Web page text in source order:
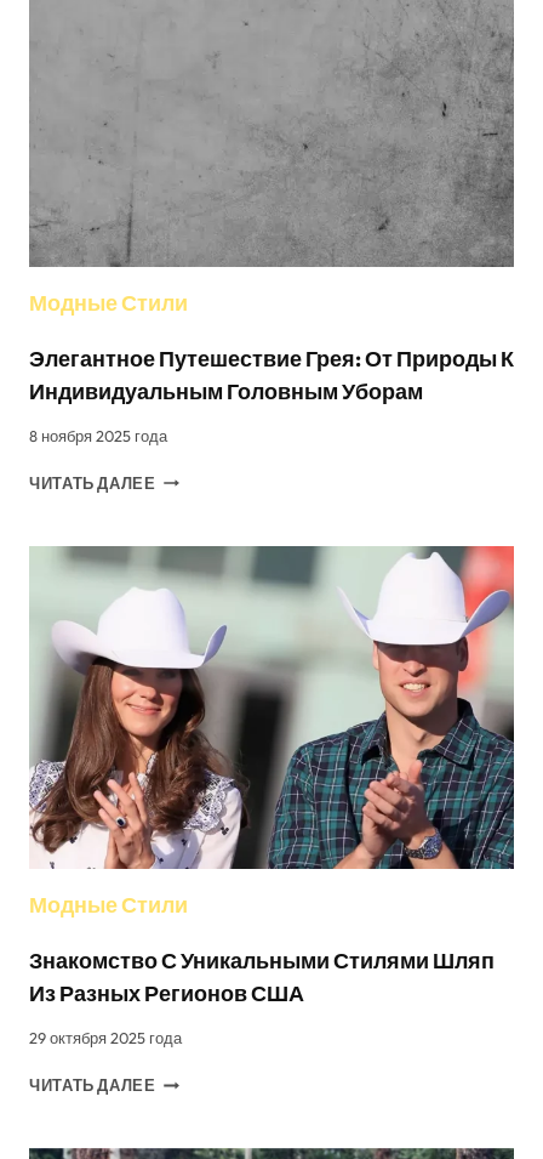
ВОЗВРАЩАЕТСЯ
Модные Стили
Элегантное Путешествие Грея: От Природы К
Индивидуальным Головным Уборам
8 ноября 2025 года
ЧИТАТЬ ДАЛЕЕ ЭЛЕГАНТНОЕ
ОТ
ПРИРОДЫ
ИНДИВИДУАЛЬНЫМ
ГОЛОВНЫМ
УБОРАМ
Модные Стили
Знакомство С Уникальными Стилями Шляп
Из Разных Регионов США
29 октября 2025 года
ЧИТАТЬ ДАЛЕЕ ЗНАКОМСТВО
СТИЛЯМИ